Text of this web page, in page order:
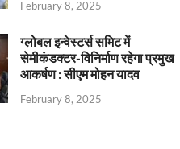
February 8, 2025
ग्लोबल इन्वेस्टर्स समिट में
सेमीकंडक्टर-विनिर्माण रहेगा प्रमुख
आकर्षण : सीएम मोहन यादव
February 8, 2025